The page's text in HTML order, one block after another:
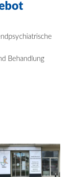
Behandlung